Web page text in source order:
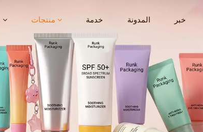
منتجات خدمة المدونة خبر